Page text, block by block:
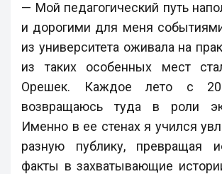
— Мой педагогический путь
и дорогими для меня
из университета оживала на
из таких особенных мест
Орешек. Каждое лето с
возвращаюсь туда в роли
Именно в ее стенах я учился
разную публику, превращая
факты в захватывающие